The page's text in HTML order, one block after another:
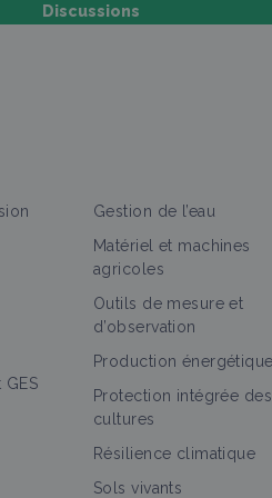
Discussions
Structure >
- Formation MSV mai
Gestion de l’eau
Matériel et machines
agricoles
Outils de mesure et
d’observation
Production énergétique
Protection intégrée des
cultures
Résilience climatique
Sols vivants